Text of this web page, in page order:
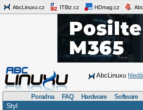
AbcLinuxu.cz ITBiz.cz HDmag.cz
AbcLinuxu
Poradna FAQ Hardware Software
Styl